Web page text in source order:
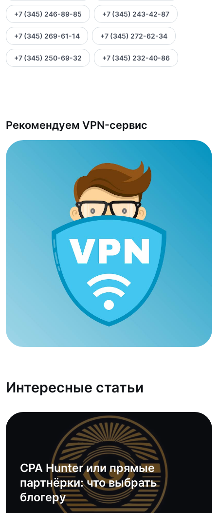
+7 (345) 246-89-85 +7 (345) 243-42-87
+7 (345) 269-61-14 +7 (345) 272-62-34
+7 (345) 250-69-32 +7 (345) 232-40-86
Рекомендуем VPN-сервис
Интересные статьи
CPA Hunter или прямые
партнёрки: что выбрать
блогеру